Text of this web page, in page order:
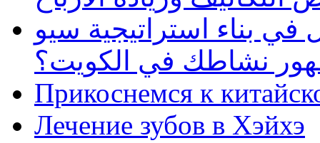
بناء استراتيجية سيو
نشاطك في الكويت؟
Прикоснемся к
Лечение зубов в Хэйхэ